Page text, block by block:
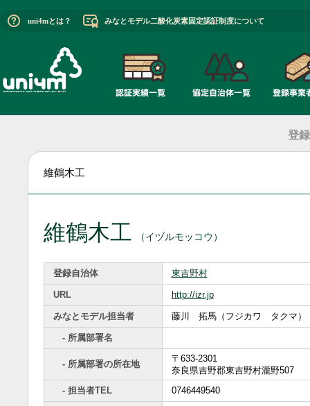
uni4mとは？ みなとモデル二酸化炭素固定認証制度について
登
維鶴木工
維鶴木工 （イヅルモッコウ）
登録自治体 東吉野村
URL http://izr.jp
みなとモデル担当者 藤川 拓馬（フジカワ タクマ）
- 所属部署名
- 所属部署の所在地
〒633-2301
奈良県吉野郡東吉野村瀧野507
- 担当者TEL
0746449540